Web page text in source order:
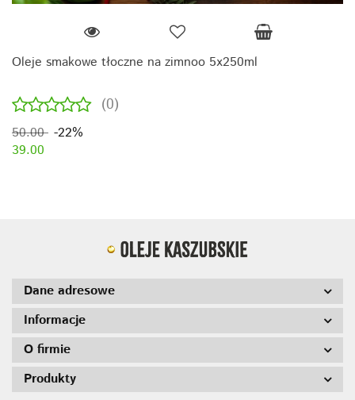
Oleje smakowe tłoczne na zimnoo 5x250ml
(0)
50.00 -22%
39.00
Dane adresowe
Informacje
O firmie
Produkty